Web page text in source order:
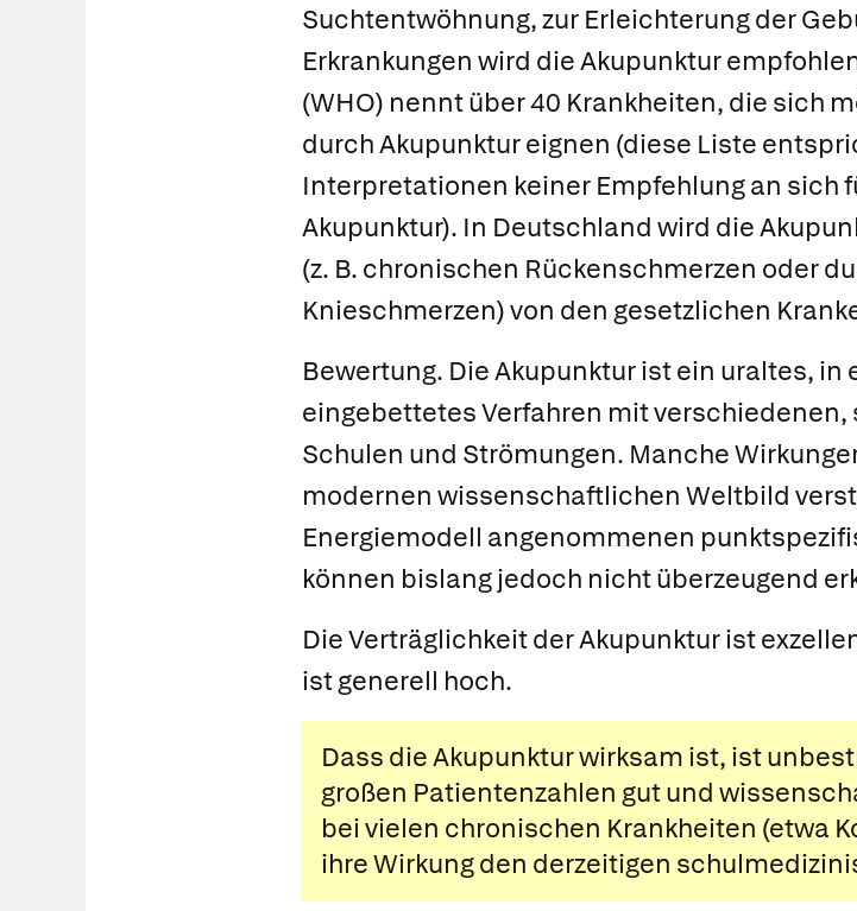
Suchtentwöhnung, zur Erleichterung der
Erkrankungen wird die Akupunktur
(WHO) nennt über 40 Krankheiten, die sich
durch Akupunktur eignen (diese Liste
Interpretationen keiner Empfehlung an sich
Akupunktur). In Deutschland wird die
(z. B. chronischen Rückenschmerzen oder
Knieschmerzen) von den gesetzlichen
Bewertung. Die Akupunktur ist ein uraltes,
eingebettetes Verfahren mit
Schulen und Strömungen. Manche
modernen wissenschaftlichen Weltbild
Energiemodell angenommenen
können bislang jedoch nicht überzeugend
Die Verträglichkeit der Akupunktur ist
ist generell hoch.
Dass die Akupunktur wirksam ist, ist
großen Patientenzahlen gut und
bei vielen chronischen Krankheiten (etwa
ihre Wirkung den derzeitigen